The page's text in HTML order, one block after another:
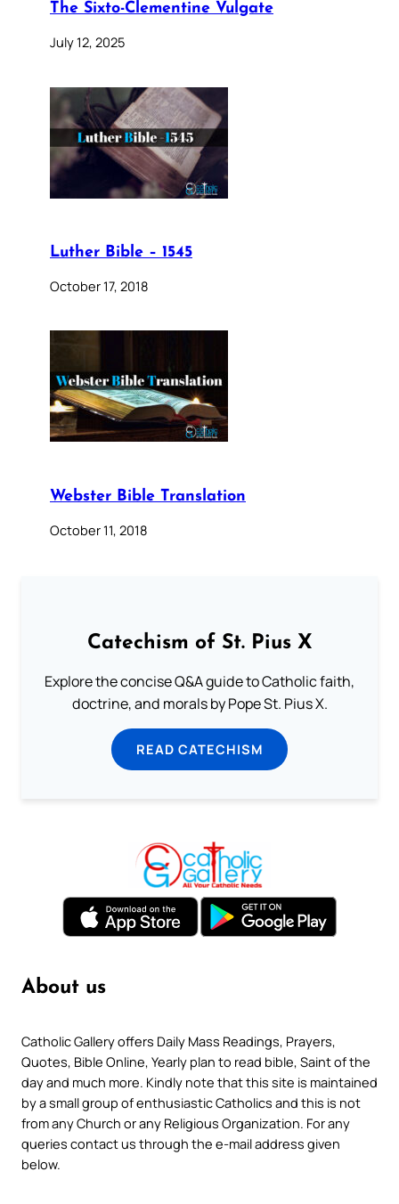
The Sixto-Clementine Vulgate
July 12, 2025
Luther Bible – 1545
October 17, 2018
Webster Bible Translation
October 11, 2018
Catechism of St. Pius X
Explore the concise Q&A guide to Catholic faith,
doctrine, and morals by Pope St. Pius X.
READ CATECHISM
About us
Catholic Gallery offers Daily Mass Readings, Prayers,
Quotes, Bible Online, Yearly plan to read bible, Saint of the
day and much more. Kindly note that this site is maintained
by a small group of enthusiastic Catholics and this is not
from any Church or any Religious Organization. For any
queries contact us through the e-mail address given
below.